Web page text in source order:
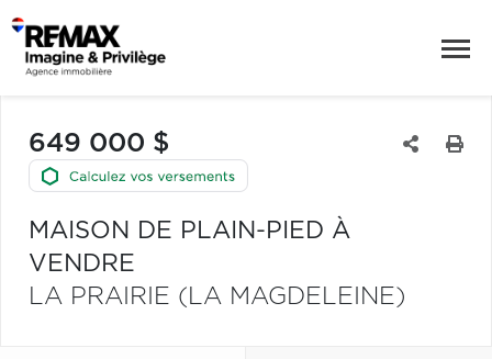
649 000 $
MAISON DE PLAIN-PIED À
VENDRE
LA PRAIRIE (LA MAGDELEINE)